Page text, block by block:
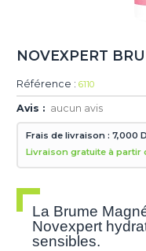
NOVEXPERT
Référence : 6110
Avis : aucun avis
Frais de livraison : 7,000
Livraison gratuite à partir
La Brume
Novexpert
sensibles.